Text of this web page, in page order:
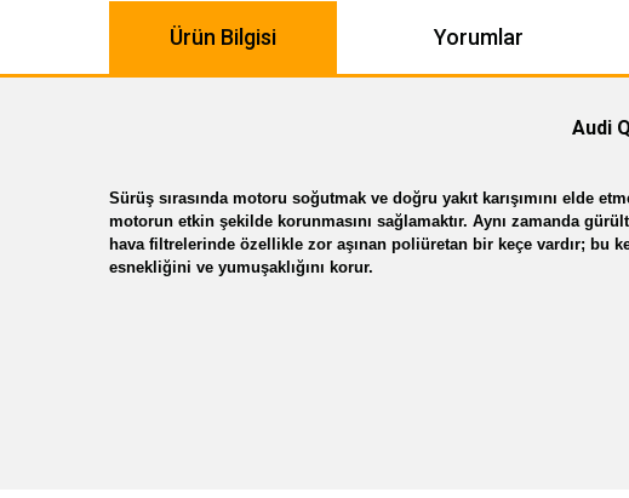
Ürün Bilgisi Yorumlar
Audi
Sürüş sırasında motoru soğutmak ve doğru yakıt karışımını elde
motorun etkin şekilde korunmasını sağlamaktır. Aynı zamanda
hava filtrelerinde özellikle zor aşınan poliüretan bir keçe vardır; bu
esnekliğini ve yumuşaklığını korur.